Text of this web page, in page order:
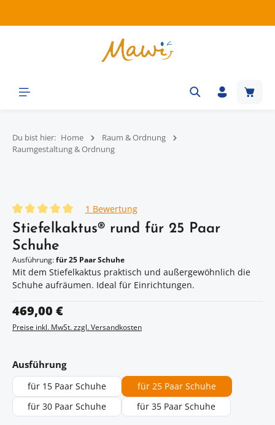
Du bist hier: Home
Raum & Ordnung
Raumgestaltung & Ordnung
Durchschnittliche Bewertung von 5 von 5 Sternen
1 Bewertung
Stiefelkaktus® rund für 25 Paar
Schuhe
Ausführung:für 25 Paar Schuhe
Mit dem Stiefelkaktus praktisch und außergewöhnlich die
Schuhe aufräumen. Ideal für Einrichtungen.
Regulärer Preis:
469,00 €
Preise inkl. MwSt. zzgl. Versandkosten
Ausführungauswählen
für 15 Paar Schuhe
für 25 Paar Schuhe
für 30 Paar Schuhe
für 35 Paar Schuhe